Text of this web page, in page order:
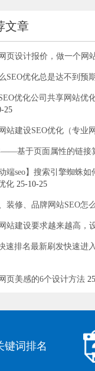
文章
页设计报价，做一个网
SEO优化总是达不到预
优化公司共享网站优
25
站建设SEO优化（专业
基于页面属性的链接
动端seo】搜索引擎蜘蛛
化25-10-25
装修、品牌网站SEO怎
站建设要求越来越高，
速排名最新刷发快速进
页美感的6个设计方法
键词排名